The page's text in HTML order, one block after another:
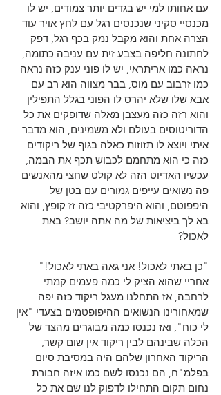
עם אחותו למי יש בגדים יותר צמודים, יש לו
מכנסיי סקיני שנכנסים רגל עם לחץ אויר עוד
הצרה אחת והוא מקבל נמק בכף רגל, דפק
לחתונה חליפה בצבע זית עם עניבה כתומה,
נראה כמו אריתראי, יש לו פוני ענק כזה נראה
כמו זרבוב עם מוס, בבר מצווה הוא רב עם
אבא שלו שלא יהרס לו הפוני בגלל התפילין
והוא רזה כזה מעצבן מאלה שדופקים את כל
הדוריטוסים בעולם ולא משמינים, הוא מדבר
איתי ויוצא לו תזוזות כאלה בגוף של ריקודים
כזה כי הוא מתחמם לכבוש תכף את הבמה,
עכשיו האדיוט הזה לא קולט שחצי מהאנשים
פה נשואים עייפים גמורים עם בטן של
היפפוטם, והוא היפרקטיבי כזה זז קופץ, והוא
בא לך ביציאות של מה אתה יושב? באת
לאכול?
"כן באתי לאכול! אני גאה באתי לאכול!"
אחריי שהוא הציק לי כמה פעמים קמתי
לרחבה, אז התחלנו מעגל ריקוד כזה יפה
שמאחורינו הנשואים ההיפופטמים בצעדי "אין
לי כוח", ואז נכנסו כמה מבוגרים מהצד של
הכלה שבינהם לבין ריקוד אין שום קשר,
הריקוד האחרון שלהם היה במסיבת סיום
בפלמ"ח, הם נכנסו לשם כמו איזה חבורת
נחום תקום התחילו לדפוק לנו שם את כל